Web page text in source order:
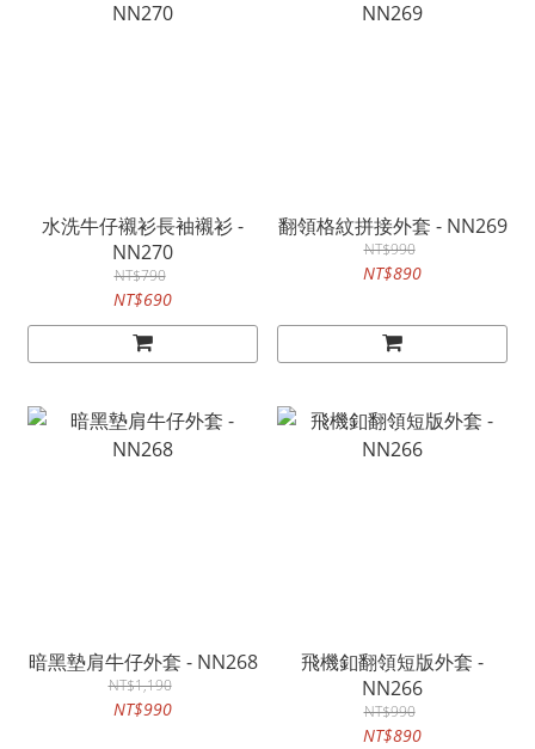
水洗牛仔襯衫長袖襯衫 -
NN270
NT$790
NT$690
翻領格紋拼接外套 - NN269
NT$990
NT$890
暗黑墊肩牛仔外套 - NN268
NT$1,190
NT$990
飛機釦翻領短版外套 -
NN266
NT$990
NT$890